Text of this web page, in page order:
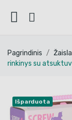
Pagrindinis
rinkinys su
Išparduota